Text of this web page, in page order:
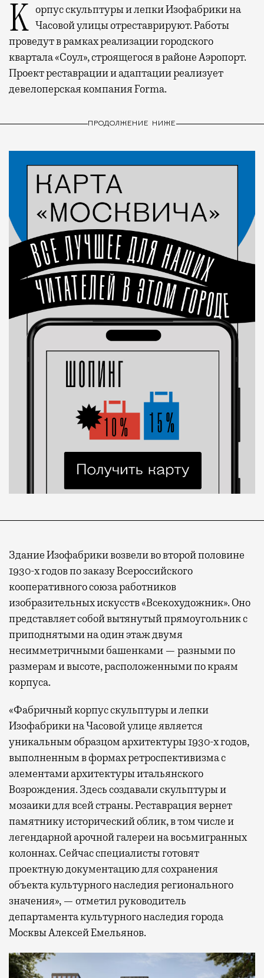
Корпус скульптуры и лепки Изофабрики на Часовой улицы отреставрируют. Работы
проведут в рамках реализации городского
квартала «Соул», строящегося в районе Аэропорт.
Проект реставрации и адаптации реализует
девелоперская компания Forma.
ПРОДОЛЖЕНИЕ НИЖЕ
Здание Изофабрики возвели во второй половине
1930-х годов по заказу Всероссийского
кооперативного союза работников
изобразительных искусств «Всекохудожник». Оно
представляет собой вытянутый прямоугольник с
приподнятыми на один этаж двумя
несимметричными башенками — разными по
размерам и высоте, расположенными по краям
корпуса.
«Фабричный корпус скульптуры и лепки
Изофабрики на Часовой улице является
уникальным образцом архитектуры 1930-х годов,
выполненным в формах ретроспективизма с
элементами архитектуры итальянского
Возрождения. Здесь создавали скульптуры и
мозаики для всей страны. Реставрация вернет
памятнику исторический облик, в том числе и
легендарной арочной галереи на восьмигранных
колоннах. Сейчас специалисты готовят
проектную документацию для сохранения
объекта культурного наследия регионального
значения», — отметил руководитель
департамента культурного наследия города
Москвы Алексей Емельянов.